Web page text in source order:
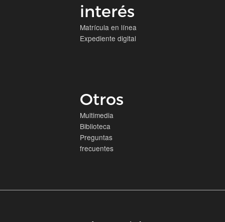
interés
Matrícula en línea
Expediente digital
Otros
Multimedia
Biblioteca
Preguntas
frecuentes